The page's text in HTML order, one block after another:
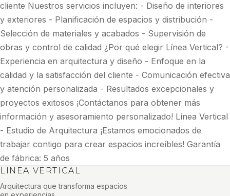
cliente Nuestros servicios incluyen: - Diseño de interiores
y exteriores - Planificación de espacios y distribución -
Selección de materiales y acabados - Supervisión de
obras y control de calidad ¿Por qué elegir Línea Vertical? -
Experiencia en arquitectura y diseño - Enfoque en la
calidad y la satisfacción del cliente - Comunicación efectiva
y atención personalizada - Resultados excepcionales y
proyectos exitosos ¡Contáctanos para obtener más
información y asesoramiento personalizado! Línea Vertical
- Estudio de Arquitectura ¡Estamos emocionados de
trabajar contigo para crear espacios increíbles! Garantía
de fábrica: 5 años
LINEA VERTICAL
Arquitectura que transforma espacios